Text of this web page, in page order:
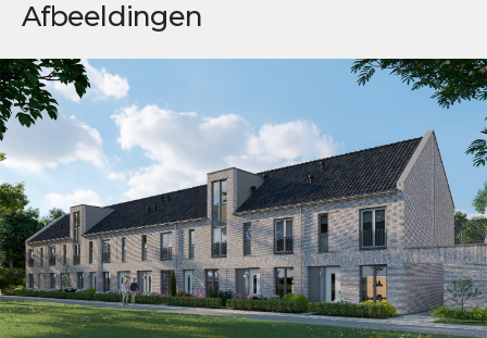
Afbeeldingen